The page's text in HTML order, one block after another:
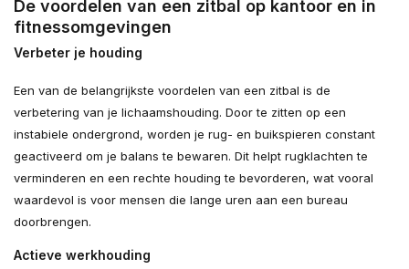
De voordelen van een zitbal op kantoor en in
fitnessomgevingen
Verbeter je houding
Een van de belangrijkste voordelen van een zitbal is de
verbetering van je lichaamshouding. Door te zitten op een
instabiele ondergrond, worden je rug- en buikspieren constant
geactiveerd om je balans te bewaren. Dit helpt rugklachten te
verminderen en een rechte houding te bevorderen, wat vooral
waardevol is voor mensen die lange uren aan een bureau
doorbrengen.
Actieve werkhouding